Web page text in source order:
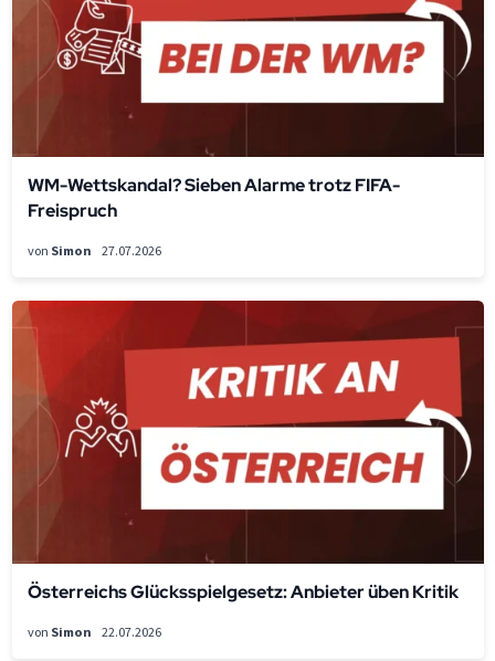
WM-Wettskandal? Sieben Alarme trotz FIFA-
Freispruch
von Simon 27.07.2026
Österreichs Glücksspielgesetz: Anbieter üben Kritik
von Simon 22.07.2026